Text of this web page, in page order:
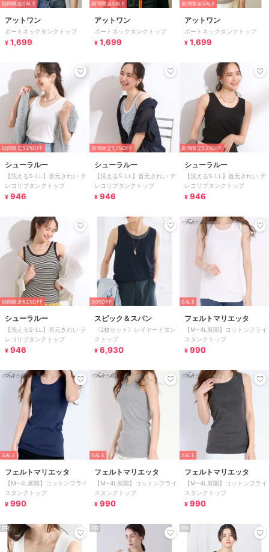
期間限定SALE
アットワン
ボートネックタンクトップ
¥ 1,699
期間限定SALE
アットワン
ボートネックタンクトップ
¥ 1,699
期間限定SALE
アットワン
ボートネックタンクトップ
¥ 1,699
期間限定52%OFF
シューラルー
【洗えるS-LL】首元きれい テ
レコリブタンクトップ
¥ 946
期間限定52%OFF
シューラルー
【洗えるS-LL】首元きれい テ
レコリブタンクトップ
¥ 946
期間限定52%OFF
シューラルー
【洗えるS-LL】首元きれい テ
レコリブタンクトップ
¥ 946
期間限定52%OFF
シューラルー
【洗えるS-LL】首元きれい テ
レコリブタンクトップ
¥ 946
30%OFF
スピック＆スパン
《2枚セット》レイヤードタン
クトップ
¥ 6,930
SALE
フェルトマリエッタ
【M~4L展開】コットンフライ
スタンクトップ
¥ 990
SALE
フェルトマリエッタ
【M~4L展開】コットンフライ
スタンクトップ
¥ 990
SALE
フェルトマリエッタ
【M~4L展開】コットンフライ
スタンクトップ
¥ 990
SALE
フェルトマリエッタ
【M~4L展開】コットンフライ
スタンクトップ
¥ 990
PR PR PR